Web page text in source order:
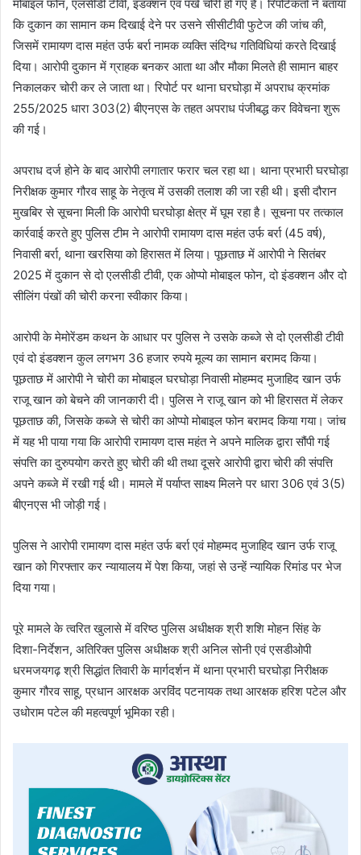
मोबाइल फोन, एलसीडी टीवी, इंडक्शन एवं पंखे चोरी हो गए हैं। रिपोर्टकर्ता ने बताया
कि दुकान का सामान कम दिखाई देने पर उसने सीसीटीवी फुटेज की जांच की,
जिसमें रामायण दास महंत उर्फ बर्रा नामक व्यक्ति संदिग्ध गतिविधियां करते दिखाई
दिया। आरोपी दुकान में ग्राहक बनकर आता था और मौका मिलते ही सामान बाहर
निकालकर चोरी कर ले जाता था। रिपोर्ट पर थाना घरघोड़ा में अपराध क्रमांक
255/2025 धारा 303(2) बीएनएस के तहत अपराध पंजीबद्ध कर विवेचना शुरू
की गई।
अपराध दर्ज होने के बाद आरोपी लगातार फरार चल रहा था। थाना प्रभारी घरघोड़ा
निरीक्षक कुमार गौरव साहू के नेतृत्व में उसकी तलाश की जा रही थी। इसी दौरान
मुखबिर से सूचना मिली कि आरोपी घरघोड़ा क्षेत्र में घूम रहा है। सूचना पर तत्काल
कार्रवाई करते हुए पुलिस टीम ने आरोपी रामायण दास महंत उर्फ बर्रा (45 वर्ष),
निवासी बर्रा, थाना खरसिया को हिरासत में लिया। पूछताछ में आरोपी ने सितंबर
2025 में दुकान से दो एलसीडी टीवी, एक ओप्पो मोबाइल फोन, दो इंडक्शन और दो
सीलिंग पंखों की चोरी करना स्वीकार किया।
आरोपी के मेमोरेंडम कथन के आधार पर पुलिस ने उसके कब्जे से दो एलसीडी टीवी
एवं दो इंडक्शन कुल लगभग 36 हजार रुपये मूल्य का सामान बरामद किया।
पूछताछ में आरोपी ने चोरी का मोबाइल घरघोड़ा निवासी मोहम्मद मुजाहिद खान उर्फ
राजू खान को बेचने की जानकारी दी। पुलिस ने राजू खान को भी हिरासत में लेकर
पूछताछ की, जिसके कब्जे से चोरी का ओप्पो मोबाइल फोन बरामद किया गया। जांच
में यह भी पाया गया कि आरोपी रामायण दास महंत ने अपने मालिक द्वारा सौंपी गई
संपत्ति का दुरुपयोग करते हुए चोरी की थी तथा दूसरे आरोपी द्वारा चोरी की संपत्ति
अपने कब्जे में रखी गई थी। मामले में पर्याप्त साक्ष्य मिलने पर धारा 306 एवं 3(5)
बीएनएस भी जोड़ी गई।
पुलिस ने आरोपी रामायण दास महंत उर्फ बर्रा एवं मोहम्मद मुजाहिद खान उर्फ राजू
खान को गिरफ्तार कर न्यायालय में पेश किया, जहां से उन्हें न्यायिक रिमांड पर भेज
दिया गया।
पूरे मामले के त्वरित खुलासे में वरिष्ठ पुलिस अधीक्षक श्री शशि मोहन सिंह के
दिशा-निर्देशन, अतिरिक्त पुलिस अधीक्षक श्री अनिल सोनी एवं एसडीओपी
धरमजयगढ़ श्री सिद्धांत तिवारी के मार्गदर्शन में थाना प्रभारी घरघोड़ा निरीक्षक
कुमार गौरव साहू, प्रधान आरक्षक अरविंद पटनायक तथा आरक्षक हरिश पटेल और
उधोराम पटेल की महत्वपूर्ण भूमिका रही।